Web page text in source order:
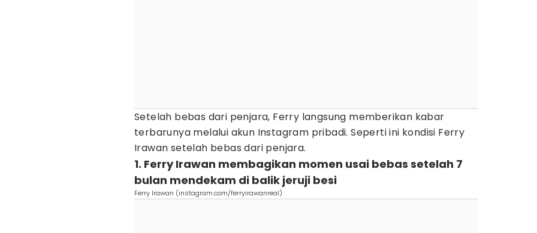
Setelah bebas dari penjara, Ferry langsung memberikan kabar
terbarunya melalui akun Instagram pribadi. Seperti ini kondisi Ferry
Irawan setelah bebas dari penjara.
1. Ferry Irawan membagikan momen usai bebas setelah 7
bulan mendekam di balik jeruji besi
Ferry Irawan (instagram.com/ferryirawanreal)